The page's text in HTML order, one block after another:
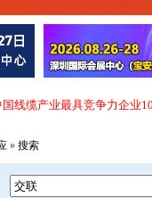
国线缆产业最具竞争力企业
» 搜索